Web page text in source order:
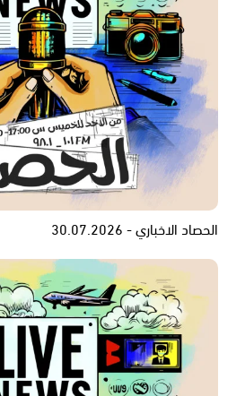
الحصاد الاخباري - 30.07.2026